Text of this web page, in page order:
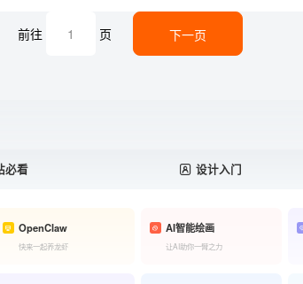
前往 页 下一页
必看 设计入门
OpenClaw
快来一起养龙虾
AI智能绘画
让AI助你一臂之力